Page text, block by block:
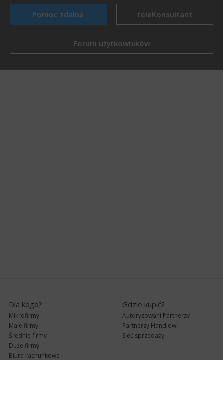
Pomoc zdalna teleKonsultant
Forum użytkowników
Dla kogo?
Mikrofirmy
Małe firmy
Średnie firmy
Duże firmy
Biura rachunkowe
Gdzie kupić?
Autoryzowani Partnerzy
Partnerzy Handlowi
Sieć sprzedaży